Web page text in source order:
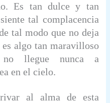
Es tan dulce y tan
tal complacencia
tal modo que no deja
algo tan maravilloso
llegue nunca a
en el cielo.
al alma de esta